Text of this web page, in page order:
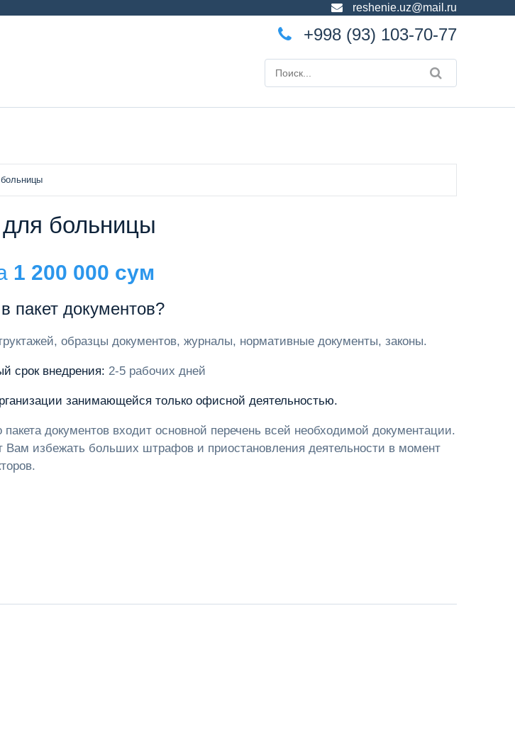
reshenie.uz@mail.ru
+998 (93) 103-70-77
для больницы
1 200 000 сум
пакет документов?
образцы документов, журналы, нормативные документы, законы.
срок внедрения: 2-5 рабочих дней
занимающейся только офисной деятельностью.
пакета документов входит основной перечень всей необходимой документации.
Вам избежать больших штрафов и приостановления деятельности в момент